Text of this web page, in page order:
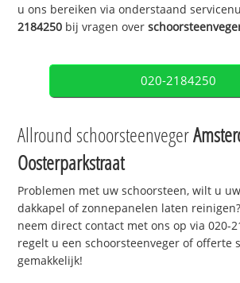
u ons bereiken via onderstaand
2184250 bij vragen over
020-2184250
Allround schoorsteenveger
Oosterparkstraat
Problemen met uw schoorsteen, wilt u
dakkapel of zonnepanelen laten
neem direct contact met ons op via 020-
regelt u een schoorsteenveger of offerte
gemakkelijk!